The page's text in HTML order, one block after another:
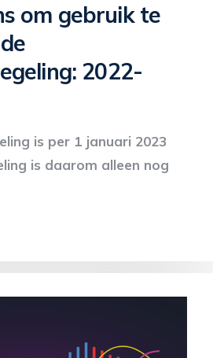
om gebruik te
2022-
is per 1 januari 2023
is daarom alleen nog